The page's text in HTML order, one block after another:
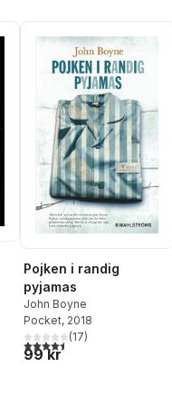
röster:
Pojken i randig
pyjamas
John Boyne
Pocket, 2018
4,5utav 5 stjärnor. Totalt
(17)
99 kr